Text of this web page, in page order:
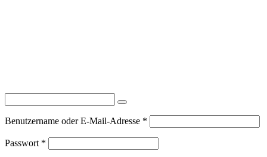
Benutzername oder E-Mail-Adresse *
Passwort *